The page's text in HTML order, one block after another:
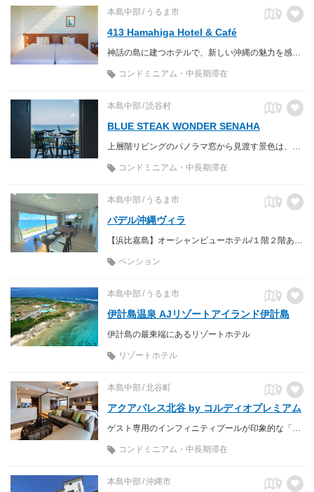
本島中部 うるま市
413 Hamahiga Hotel & Café
神話の島に建つホテルで、新しい沖縄の魅力を感じて。
コンドミニアム・中長期滞在
本島中部 読谷村
BLUE STEAK WONDER SENAHA
コンドミニアム・中長期滞在
本島中部 うるま市
パデル沖縄ヴィラ
ペンション
本島中部 うるま市
伊計島温泉 AJリゾートアイランド伊計島
伊計島の最東端にあるリゾートホテル
リゾートホテル
本島中部 北谷町
アクアパレス北谷 by コルディオプレミアム
コンドミニアム・中長期滞在
本島中部 沖縄市